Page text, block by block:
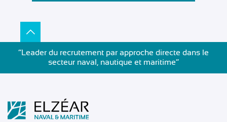
”Leader du recrutement par approche directe dans le
secteur naval, nautique et maritime”